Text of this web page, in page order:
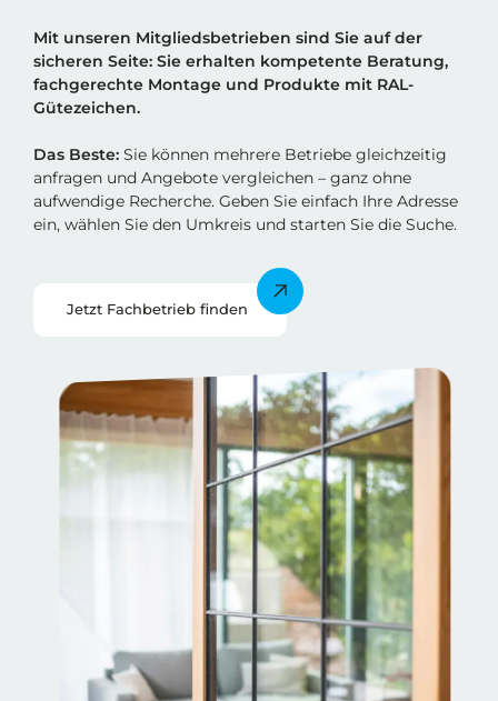
Mit unseren Mitgliedsbetrieben sind Sie auf der
sicheren Seite: Sie erhalten kompetente Beratung,
fachgerechte Montage und Produkte mit RAL-
Gütezeichen.
Das Beste: Sie können mehrere Betriebe gleichzeitig
anfragen und Angebote vergleichen – ganz ohne
aufwendige Recherche. Geben Sie einfach Ihre Adresse
ein, wählen Sie den Umkreis und starten Sie die Suche.
Jetzt Fachbetrieb finden